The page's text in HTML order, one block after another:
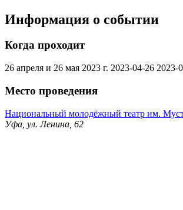
Информация о событии
Когда проходит
26 апреля и 26 мая 2023 г. 2023-04-26 2023-
Место проведения
Национальный молодёжный театр им.
Уфа, ул. Ленина, 62